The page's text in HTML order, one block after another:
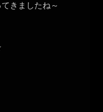
きましたね～